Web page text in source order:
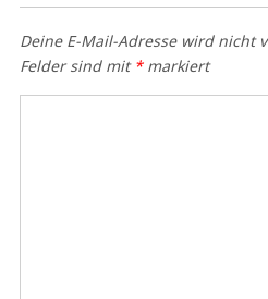
Deine E-Mail-Adresse wird nicht
Felder sind mit *markiert